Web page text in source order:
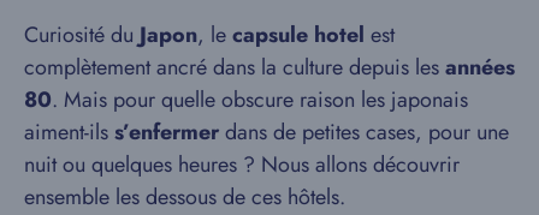
Curiosité du Japon, lecapsule hotel est
complètement ancré dans la culture depuis lesannées
80. Mais pour quelle obscure raison les japonais
aiment-ilss’enfermerdans de petites cases, pour une
nuit ou quelques heures ? Nous allons découvrir
ensemble les dessous de ces hôtels.